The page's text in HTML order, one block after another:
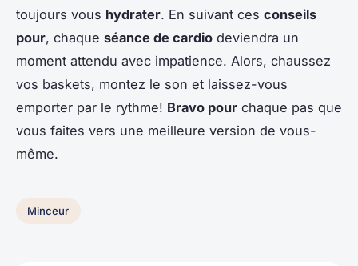
toujours vous hydrater. En suivant ces conseils
pour, chaque séance de cardio deviendra un
moment attendu avec impatience. Alors, chaussez
vos baskets, montez le son et laissez-vous
emporter par le rythme! Bravo pour chaque pas que
vous faites vers une meilleure version de vous-
même.
Minceur